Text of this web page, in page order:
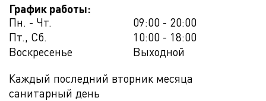
График работы:
Пн. - Чт.
09:00 - 20:00
Пт., Сб.
10:00 - 18:00
Воскресенье
Выходной
Каждый последний вторник месяца
санитарный день